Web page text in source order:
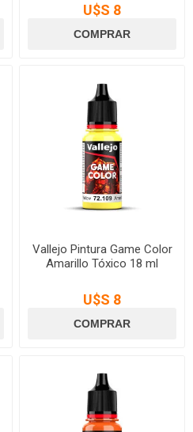
U$S 8
Vallejo Pintura Game Color
Amarillo Tóxico 18 ml
U$S 8